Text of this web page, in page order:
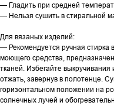
— Гладить при средней
— Нельзя сушить в стиральной
Для вязаных изделий:
— Рекомендуется ручная стирка
моющего средства,
тканей. Избегайте
отжать, завернув в полотенце.
горизонтальном положении на
солнечных лучей и